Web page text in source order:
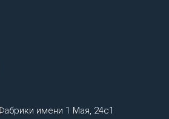
имени 1 Мая, 24с1